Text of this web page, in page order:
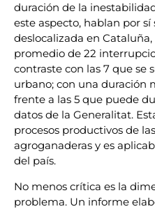
duración de la
este aspecto, hablan por sí
deslocalizada en
promedio de 22
contraste con las 7 que se
urbano; con una duración
frente a las 5 que puede
datos de la Generalitat.
procesos productivos de
agroganaderas y es
del país.
No menos crítica es la
problema. Un informe